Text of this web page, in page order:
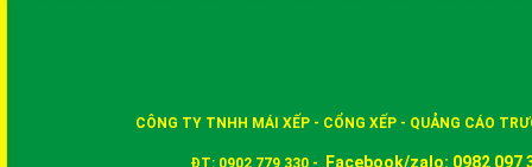
vệ cho chiếc xe thân yêu khỏi thời tiết
CÔNG TY TNHH MÁI XẾP - CỔNG XẾP - QUẢNG CÁO
Facebook/zalo: 0982 097